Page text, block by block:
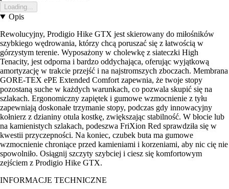
Loading...
Opis
Rewolucyjny, Prodigio Hike GTX jest skierowany do miłośników
szybkiego wędrowania, którzy chcą poruszać się z łatwością w
górzystym terenie. Wyposażony w cholewkę z siateczki High
Tenacity, jest odporna i bardzo oddychająca, oferując wyjątkową
amortyzację w trakcie przejść i na najstromszych zboczach. Membrana
GORE-TEX ePE Extended Comfort zapewnia, że twoje stopy
pozostaną suche w każdych warunkach, co pozwala skupić się na
szlakach. Ergonomiczny zapiętek i gumowe wzmocnienie z tyłu
zapewniają doskonałe trzymanie stopy, podczas gdy innowacyjny
kołnierz z dzianiny otula kostkę, zwiększając stabilność. W błocie lub
na kamienistych szlakach, podeszwa FriXion Red sprawdziła się w
kwestii przyczepności. Na koniec, czubek buta ma gumowe
wzmocnienie chroniące przed kamieniami i korzeniami, aby nic cię nie
spowolniło. Osiągnij szczyty szybciej i ciesz się komfortowym
zejściem z Prodigio Hike GTX.
INFORMACJE TECHNICZNE